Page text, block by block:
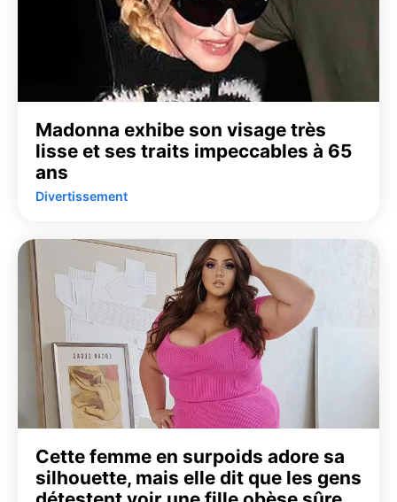
Madonna exhibe son visage très
lisse et ses traits impeccables à 65
ans
Divertissement
Cette femme en surpoids adore sa
silhouette, mais elle dit que les gens